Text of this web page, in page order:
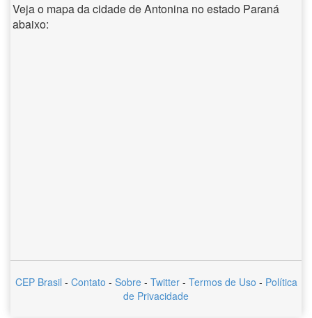
Veja o mapa da cidade de Antonina no estado Paraná
abaixo:
CEP Brasil - Contato - Sobre - Twitter - Termos de Uso - Política
de Privacidade